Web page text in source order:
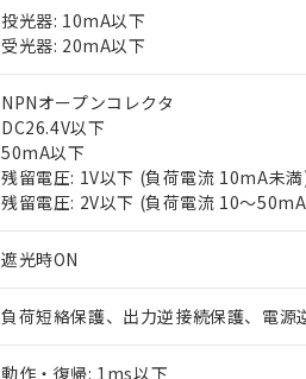
投光器: 10mA以下
受光器: 20mA以下
NPNオープンコレクタ
DC26.4V以下
50mA以下
残留電圧: 1V以下 (負荷電流 10mA未
残留電圧: 2V以下 (負荷電流 10～
遮光時ON
負荷短絡保護、出力逆接続保護、電源
動作・復帰: 1ms以下
以下の条件をお読
対応済み：EU
対応予定：EU
対応予定なし：EU
があります。
※1 中国
「○」：最大均質材
「×」：最大均質材